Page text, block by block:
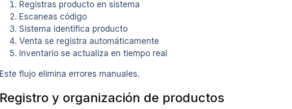
Registras producto en sistema
Escaneas código
Sistema identifica producto
Venta se registra automáticamente
Inventario se actualiza en tiempo real
Este flujo elimina errores manuales.
Registro y organización de productos